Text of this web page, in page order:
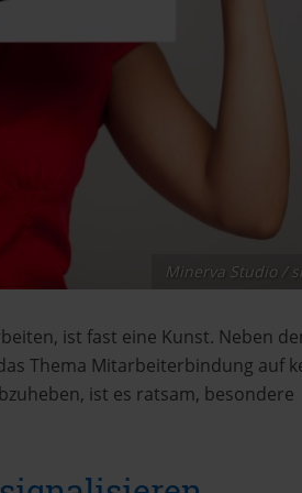
Minerva Studio /
ist fast eine Kunst. Neben
Thema Mitarbeiterbindung auf
ist es ratsam, besondere